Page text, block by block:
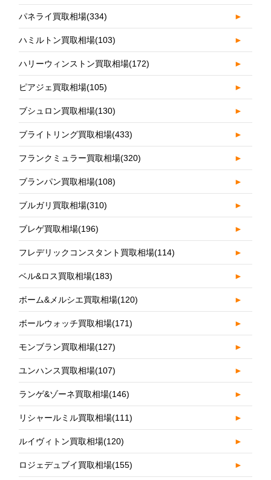
パネライ買取相場(334) ►
ハミルトン買取相場(103) ►
ハリーウィンストン買取相場(172) ►
ピアジェ買取相場(105) ►
ブシュロン買取相場(130) ►
ブライトリング買取相場(433) ►
フランクミュラー買取相場(320) ►
ブランパン買取相場(108) ►
ブルガリ買取相場(310) ►
ブレゲ買取相場(196) ►
フレデリックコンスタント買取相場(114) ►
ベル&ロス買取相場(183) ►
ボーム&メルシエ買取相場(120) ►
ボールウォッチ買取相場(171) ►
モンブラン買取相場(127) ►
ユンハンス買取相場(107) ►
ランゲ&ゾーネ買取相場(146) ►
リシャールミル買取相場(111) ►
ルイヴィトン買取相場(120) ►
ロジェデュブイ買取相場(155) ►